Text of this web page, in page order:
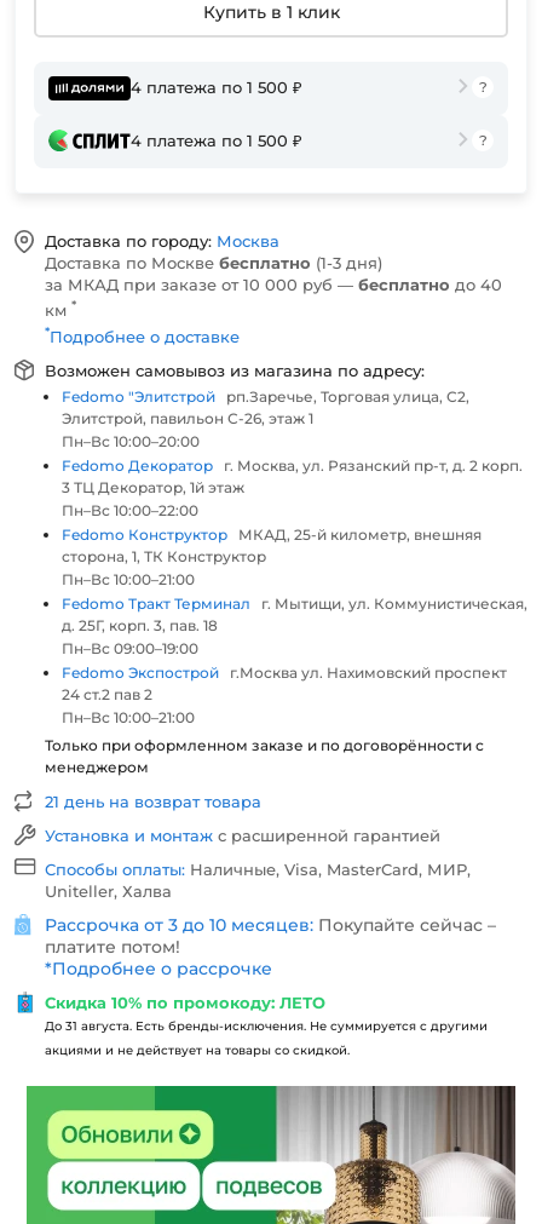
Купить в 1 клик
4 платежа по 1 500 ₽
4 платежа по 1 500 ₽
Доставка по городу: Москва
Доставка по Москве бесплатно (1-3 дня)
за МКАД при заказе от 10 000 руб — бесплатно до 40
км *
*Подробнее о доставке
Возможен самовывоз из магазина по адресу:
Fedomo "Элитстрой
рп.Заречье, Торговая улица, С2,
Элитстрой, павильон С-26, этаж 1
Пн–Вс 10:00–20:00
Fedomo Декоратор
г. Москва, ул. Рязанский пр-т, д. 2 корп.
3 ТЦ Декоратор, 1й этаж
Пн–Вс 10:00–22:00
Fedomo Конструктор
МКАД, 25-й километр, внешняя
сторона, 1, ТК Конструктор
Пн–Вс 10:00–21:00
Fedomo Тракт Терминал
г. Мытищи, ул. Коммунистическая,
д. 25Г, корп. 3, пав. 18
Пн–Вс 09:00–19:00
Fedomo Экспострой
г.Москва ул. Нахимовский проспект
24 ст.2 пав 2
Пн–Вс 10:00–21:00
Только при оформленном заказе и по договорённости с
менеджером
21 день на возврат товара
Установка и монтаж с расширенной гарантией
Способы оплаты: Наличные, Visa, MasterCard, МИР,
Uniteller, Халва
Рассрочка от 3 до 10 месяцев: Покупайте сейчас –
платите потом!
*Подробнее о рассрочке
Скидка 10% по промокоду: ЛЕТО
До 31 августа. Есть бренды-исключения. Не суммируется с другими
акциями и не действует на товары со скидкой.